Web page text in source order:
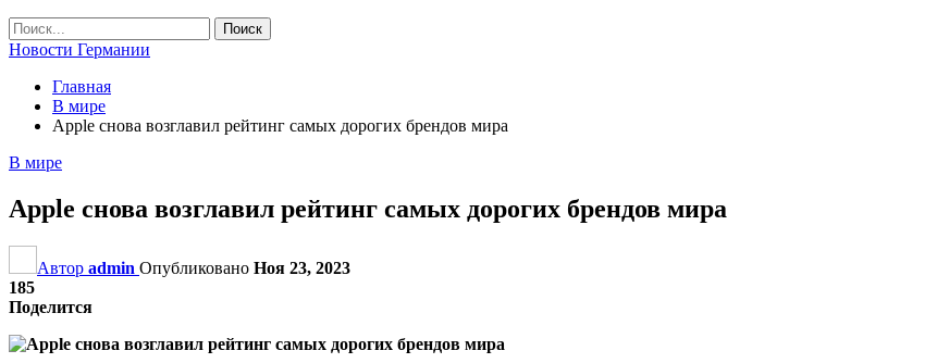
Новости Германии
Главная
В мире
Apple снова возглавил рейтинг самых дорогих брендов мира
В мире
Apple снова возглавил рейтинг самых дорогих брендов мира
Автор admin Опубликовано Ноя 23, 2023
185
Поделится